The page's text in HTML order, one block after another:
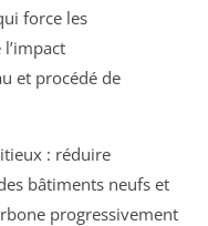
force les
et procédé de
: réduire
bâtiments neufs et
progressivement